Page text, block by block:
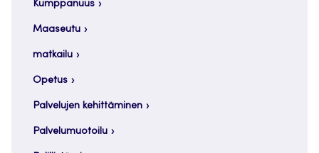
Kumppanuus
Maaseutu
matkailu
Opetus
Palvelujen kehittäminen
Palvelumuotoilu